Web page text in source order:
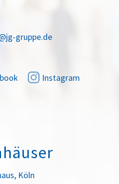
gruppe.de
Instagram
Köln